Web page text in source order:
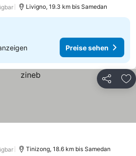
Livigno, 19.3 km bis Samedan
Preise sehen
Teilen
Tinizong, 18.6 km bis Samedan